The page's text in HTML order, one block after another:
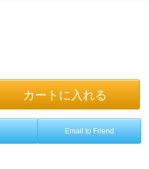
カートに入れる
Email to Friend